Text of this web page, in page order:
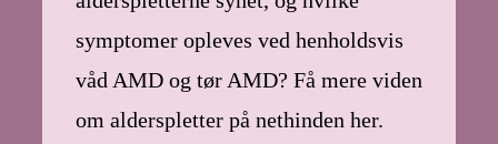
symptomer opleves ved henholdsvis
våd AMD og tør AMD? Få mere viden
om alderspletter på nethinden her.